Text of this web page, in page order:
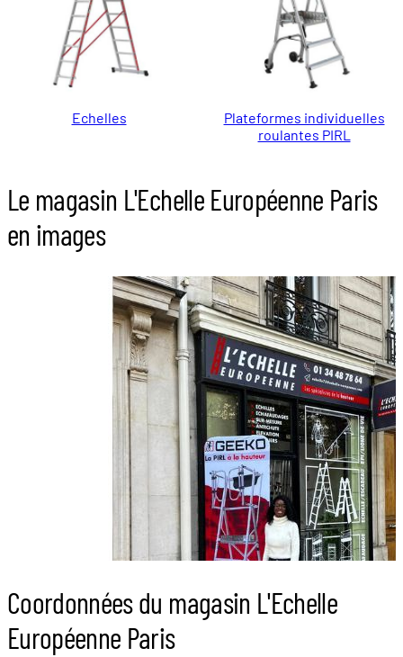
Echelles
Plateformes individuelles
roulantes PIRL
Le magasin L'Echelle Européenne Paris
en images
Coordonnées du magasin L'Echelle
Européenne Paris